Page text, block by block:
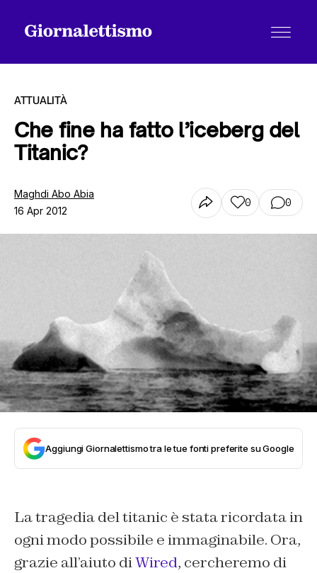
Tutti gli articoli
Chi siamo
ATTUALITÀ
Che fine ha fatto l’iceberg del
Titanic?
Maghdi Abo Abia
16 Apr 2012
0 0
Aggiungi Giornalettismo tra le tue fonti preferite su Google
La tragedia del titanic è stata ricordata in
ogni modo possibile e immaginabile. Ora,
grazie all’aiuto diWired, cercheremo di